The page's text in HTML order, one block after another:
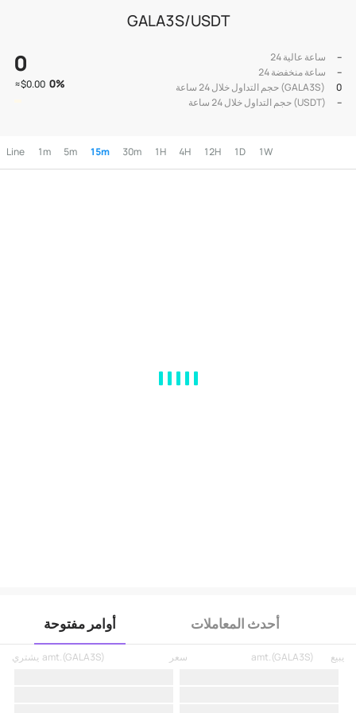
GALA3S/USDT
0
≈$0.00 0%
24 ساعة عالية
--
24 ساعة منخفضة
--
حجم التداول خلال 24 ساعة (GALA3S)
0
حجم التداول خلال 24 ساعة (USDT)
--
Line 1m 5m 15m 30m 1H 4H 12H 1D 1W
أوامر مفتوحة أحدث المعاملات
يشتري amt.(GALA3S) سعر يبيع amt.(GALA3S)